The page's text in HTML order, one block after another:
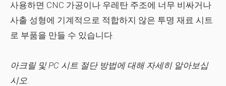
사용하면 CNC 가공이나 우레탄 주조에 너무 비싸거나
사출 성형에 기계적으로 적합하지 않은 투명 재료 시트
로 부품을 만들 수 있습니다.
아크릴 및 PC 시트 절단 방법에 대해 자세히 알아보십
시오.